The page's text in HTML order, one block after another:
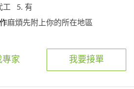
工
5. 有
麻煩先附上你的所在地區
我要接單
專家